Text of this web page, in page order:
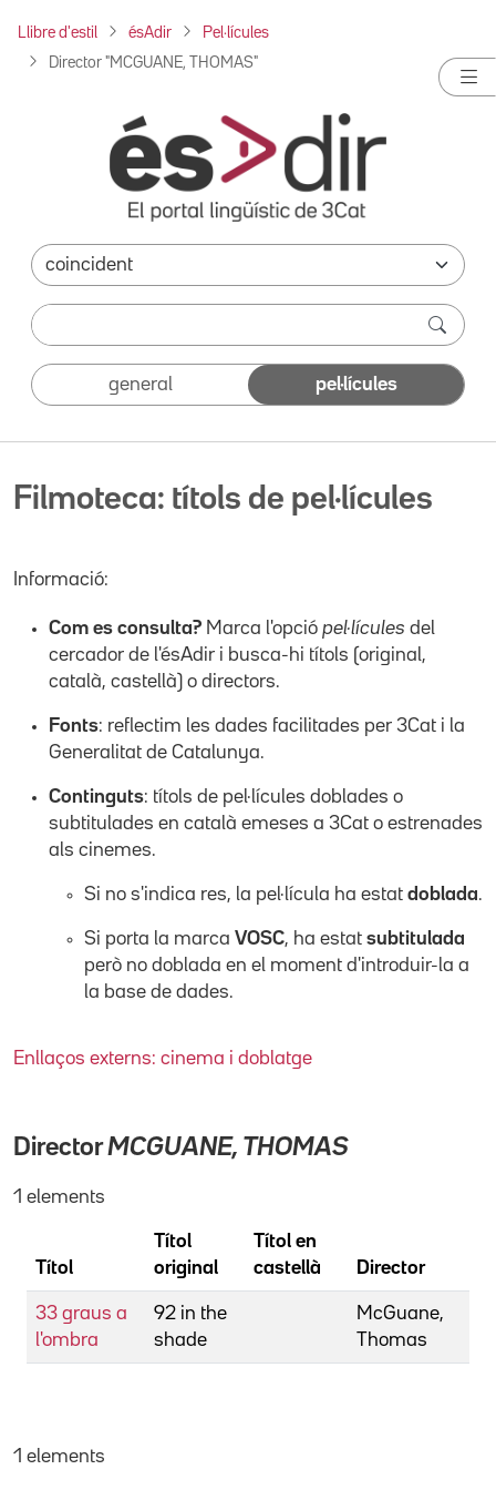
Llibre d'estil ésAdir Pel·lícules
Director "MCGUANE, THOMAS"
general pel·lícules
Filmoteca: títols de pel·lícules
Informació:
Com es consulta? Marca l'opció pel·lícules del
cercador de l'ésAdir i busca-hi títols (original,
català, castellà) o directors.
Fonts: reflectim les dades facilitades per 3Cat i la
Generalitat de Catalunya.
Continguts: títols de pel·lícules doblades o
subtitulades en català emeses a 3Cat o estrenades
als cinemes.
Si no s'indica res, la pel·lícula ha estat doblada.
Si porta la marca VOSC, ha estat subtitulada
però no doblada en el moment d'introduir-la a
la base de dades.
Enllaços externs: cinema i doblatge
DirectorMCGUANE, THOMAS
1 elements
Títol
Títol
original
Títol en
castellà
Director
33 graus a
l'ombra
92 in the
shade
McGuane,
Thomas
1 elements